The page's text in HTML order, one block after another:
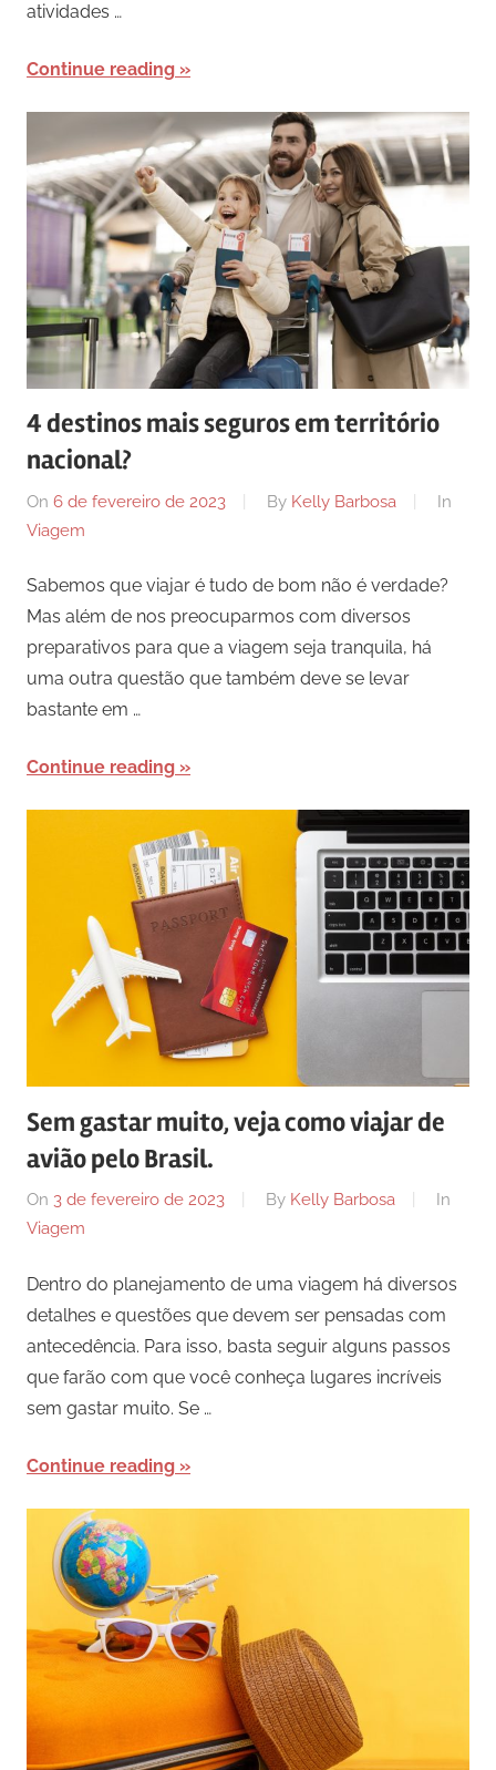
atividades …
Continue reading
4 destinos mais seguros em território
nacional?
On 6 de fevereiro de 2023 By Kelly Barbosa
In
Viagem
Sabemos que viajar é tudo de bom não é verdade?
Mas além de nos preocuparmos com diversos
preparativos para que a viagem seja tranquila, há
uma outra questão que também deve se levar
bastante em …
Continue reading
Sem gastar muito, veja como viajar de
avião pelo Brasil.
On 3 de fevereiro de 2023 By Kelly Barbosa
In
Viagem
Dentro do planejamento de uma viagem há diversos
detalhes e questões que devem ser pensadas com
antecedência. Para isso, basta seguir alguns passos
que farão com que você conheça lugares incríveis
sem gastar muito. Se …
Continue reading